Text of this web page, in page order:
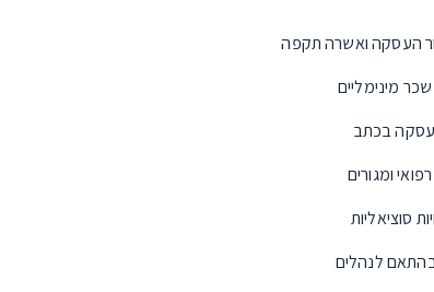
העסקה ואשרה תקפה
מינימליים
בכתב
ומגורים
סוציאליות
בהתאם לנהלים